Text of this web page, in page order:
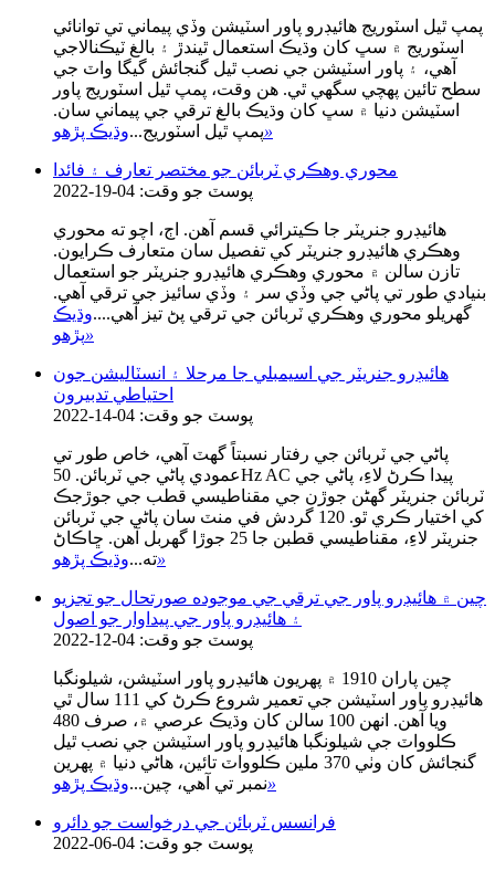
پمپ ٿيل اسٽوريج هائيڊرو پاور اسٽيشن وڏي پيماني تي توانائي
اسٽوريج ۾ سڀ کان وڌيڪ استعمال ٿيندڙ ۽ بالغ ٽيڪنالاجي
آهي، ۽ پاور اسٽيشن جي نصب ٿيل گنجائش گيگا واٽ جي
سطح تائين پهچي سگهي ٿي. هن وقت، پمپ ٿيل اسٽوريج پاور
اسٽيشن دنيا ۾ سڀ کان وڌيڪ بالغ ترقي جي پيماني سان.
پمپ ٿيل اسٽوريج...وڌيڪ پڙهو »
محوري وهڪري ٽربائن جو مختصر تعارف ۽ فائدا
پوسٽ جو وقت: 04-19-2022
هائيڊرو جنريٽر جا ڪيترائي قسم آهن. اڄ، اچو ته محوري
وهڪري هائيڊرو جنريٽر کي تفصيل سان متعارف ڪرايون.
تازن سالن ۾ محوري وهڪري هائيڊرو جنريٽر جو استعمال
بنيادي طور تي پاڻي جي وڏي سر ۽ وڏي سائيز جي ترقي آهي.
گهريلو محوري وهڪري ٽربائن جي ترقي پڻ تيز آهي....وڌيڪ
پڙهو»
هائيڊرو جنريٽر جي اسيمبلي جا مرحلا ۽ انسٽاليشن جون
احتياطي تدبيرون
پوسٽ جو وقت: 04-14-2022
پاڻي جي ٽربائن جي رفتار نسبتاً گهٽ آهي، خاص طور تي
عمودي پاڻي جي ٽربائن. 50Hz AC پيدا ڪرڻ لاءِ، پاڻي جي
ٽربائن جنريٽر گھڻن جوڙن جي مقناطيسي قطب جي جوڙجڪ
کي اختيار ڪري ٿو. 120 گردش في منٽ سان پاڻي جي ٽربائن
جنريٽر لاءِ، مقناطيسي قطبن جا 25 جوڙا گهربل آهن. ڇاڪاڻ
ته...وڌيڪ پڙهو »
چين ۾ هائيڊرو پاور جي ترقي جي موجوده صورتحال جو تجزيو
۽ هائيڊرو پاور جي پيداوار جو اصول
پوسٽ جو وقت: 04-12-2022
چين پاران 1910 ۾ پهريون هائيڊرو پاور اسٽيشن، شيلونگبا
هائيڊرو پاور اسٽيشن جي تعمير شروع ڪرڻ کي 111 سال ٿي
ويا آهن. انهن 100 سالن کان وڌيڪ عرصي ۾، صرف 480
ڪلوواٽ جي شيلونگبا هائيڊرو پاور اسٽيشن جي نصب ٿيل
گنجائش کان وٺي 370 ملين ڪلوواٽ تائين، هاڻي دنيا ۾ پهرين
نمبر تي آهي، چين...وڌيڪ پڙهو »
فرانسس ٽربائن جي درخواست جو دائرو
پوسٽ جو وقت: 04-06-2022